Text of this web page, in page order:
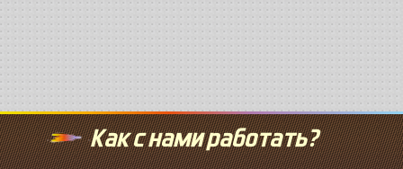
Как с нами работать?